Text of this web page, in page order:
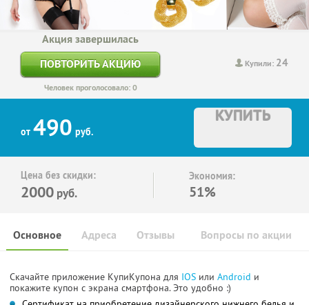
Купили: 24
Акция завершилась
ПОВТОРИТЬ АКЦИЮ
Человек проголосовало: 0
от 490 руб.
КУПИТЬ
Цена без скидки:
2000 руб.
Экономия:
51%
Основное Отзывы Вопросы по акции
Адреса
Скачайте приложение КупиКупона для IOS или Android и
покажите купон с экрана смартфона. Это удобно :)